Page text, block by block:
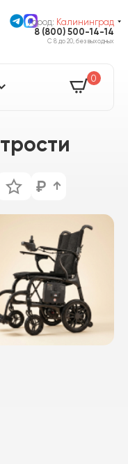
Город: Калининград
8 (800) 500-14-14
С 8 до 20, без выходных
0